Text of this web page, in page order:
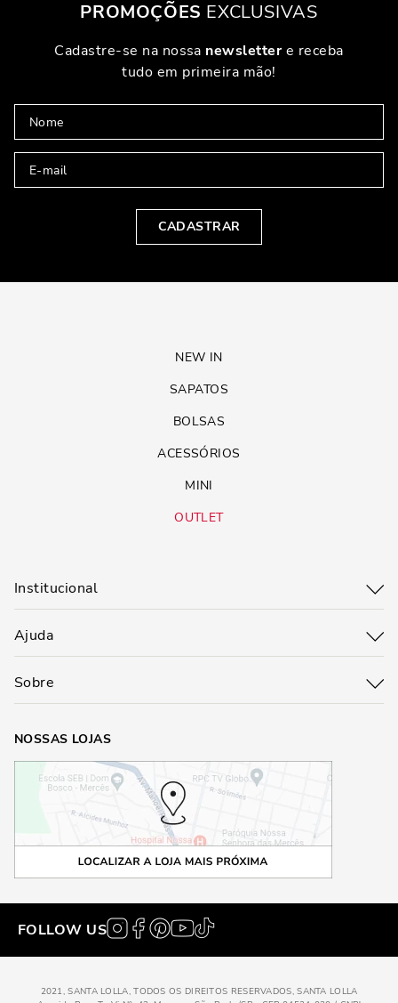
PROMOÇÕES EXCLUSIVAS
Cadastre-se na nossa newslettere receba
tudo em primeira mão!
CADASTRAR
NEW IN
SAPATOS
BOLSAS
ACESSÓRIOS
MINI
OUTLET
Institucional
Ajuda
Sobre
NOSSAS LOJAS
FOLLOW US
2021, SANTA LOLLA, TODOS OS DIREITOS RESERVADOS, SANTA LOLLA